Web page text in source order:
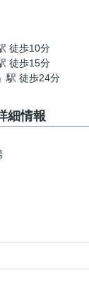
徒歩10分
徒歩15分
」駅 徒歩24分
細情報